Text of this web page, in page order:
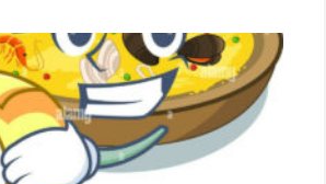
Arrosaren laburpen bideoa Hamaika
Telebistaren eskutik